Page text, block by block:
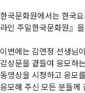
한국문화원에서는 한국
라인 주일한국문화원』
이번에는 김연정 선생님
감상문을 곁들여 응모하
동영상을 시청하고 응모
응모해 주신 모든 분들께